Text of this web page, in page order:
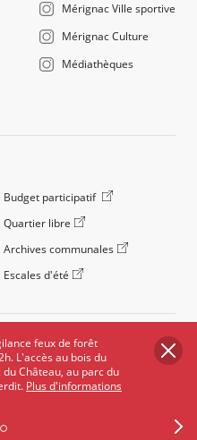
feux de forêt
L'accès au bois du
Château, au parc du
Plus d'informations
Mérignac Ville sportive
Mérignac Culture
Médiathèques
Budget participatif
Quartier libre
Archives communales
Escales d'été
Tous droits réservés
presse
Recrutement
Carte des équipements